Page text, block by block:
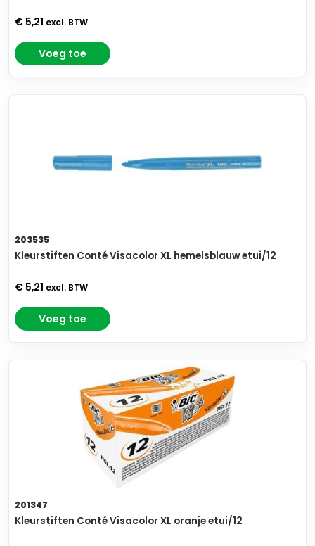
€ 5,21 excl. BTW
Voeg toe
203535
Kleurstiften Conté Visacolor XL hemelsblauw etui/12
€ 5,21 excl. BTW
Voeg toe
201347
Kleurstiften Conté Visacolor XL oranje etui/12